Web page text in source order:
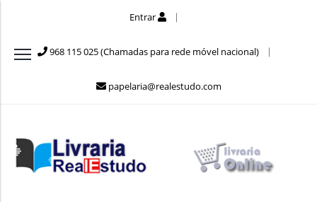
Entrar
968 115 025 (Chamadas para rede móvel nacional)
papelaria@realestudo.com